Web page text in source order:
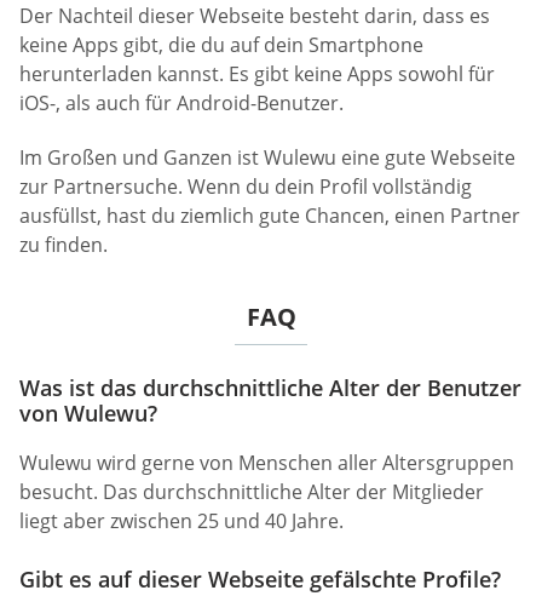
Der Nachteil dieser Webseite besteht darin, dass es
keine Apps gibt, die du auf dein Smartphone
herunterladen kannst. Es gibt keine Apps sowohl für
iOS-, als auch für Android-Benutzer.
Im Großen und Ganzen ist Wulewu eine gute Webseite
zur Partnersuche. Wenn du dein Profil vollständig
ausfüllst, hast du ziemlich gute Chancen, einen Partner
zu finden.
FAQ
Was ist das durchschnittliche Alter der Benutzer
von Wulewu?
Wulewu wird gerne von Menschen aller Altersgruppen
besucht. Das durchschnittliche Alter der Mitglieder
liegt aber zwischen 25 und 40 Jahre.
Gibt es auf dieser Webseite gefälschte Profile?